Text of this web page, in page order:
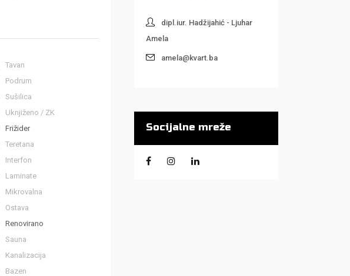
Tavan
Podrum
Sušilica
Uknjiženo / ZK
Frižider
Teretana
Interfon
Laminate
Mikrovalna
Ostava
Renovirano
Sauna
Kanalizacija
Bazen
dipl.iur. Hadžijahić - Ljuhar
Amela
amela@kvart.ba
Socijalne mreže